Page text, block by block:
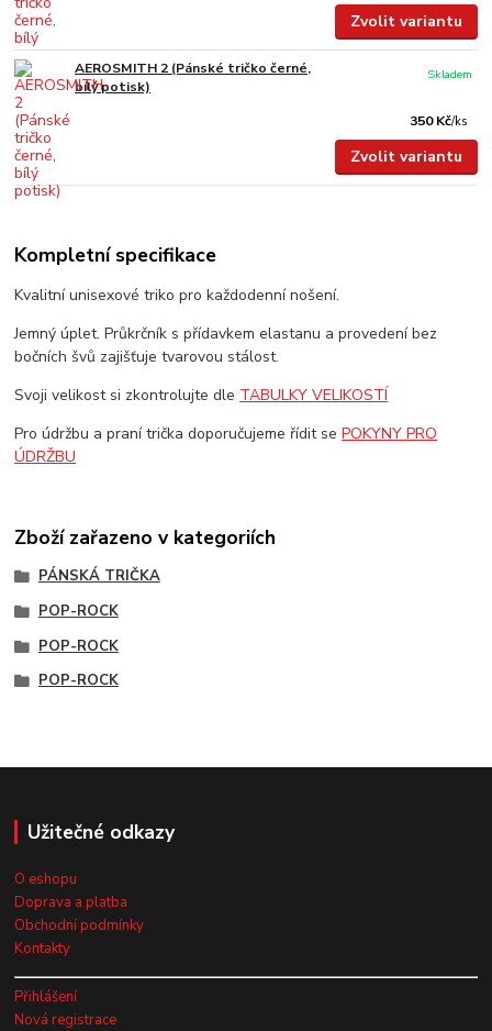
Zvolit variantu
AEROSMITH 2 (Pánské tričko černé,
bílý potisk)
350 Kč/ks
Skladem
Zvolit variantu
Kompletní specifikace
Kvalitní unisexové triko pro každodenní nošení.
Jemný úplet. Průkrčník s přídavkem elastanu a provedení bez
bočních švů zajišťuje tvarovou stálost.
Svoji velikost si zkontrolujte dle TABULKY VELIKOSTÍ
Pro údržbu a praní trička doporučujeme řídit sePOKYNY PRO
ÚDRŽBU
Zboží zařazeno v kategoriích
PÁNSKÁ TRIČKA
POP-ROCK
POP-ROCK
POP-ROCK
Užitečné odkazy
O eshopu
Doprava a platba
Obchodní podmínky
Kontakty
Přihlášení
Nová registrace